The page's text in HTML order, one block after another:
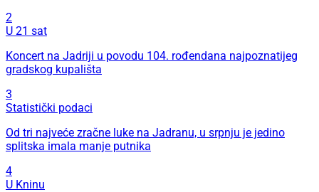
2
U 21 sat
Koncert na Jadriji u povodu 104. rođendana najpoznatijeg
gradskog kupališta
3
Statistički podaci
Od tri najveće zračne luke na Jadranu, u srpnju je jedino
splitska imala manje putnika
4
U Kninu